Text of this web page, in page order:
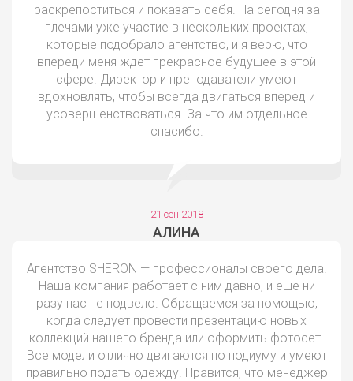
раскрепоститься и показать себя. На сегодня за
плечами уже участие в нескольких проектах,
которые подобрало агентство, и я верю, что
впереди меня ждет прекрасное будущее в этой
сфере. Директор и преподаватели умеют
вдохновлять, чтобы всегда двигаться вперед и
усовершенствоваться. За что им отдельное
спасибо.
21 сен 2018
АЛИНА
Агентство SHERON — профессионалы своего дела.
Наша компания работает с ним давно, и еще ни
разу нас не подвело. Обращаемся за помощью,
когда следует провести презентацию новых
коллекций нашего бренда или оформить фотосет.
Все модели отлично двигаются по подиуму и умеют
правильно подать одежду. Нравится, что менеджер